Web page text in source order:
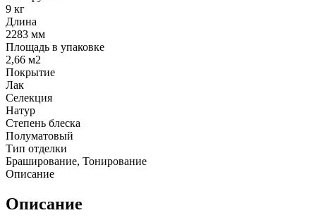
9 кг
Длина
2283 мм
Площадь в упаковке
2,66 м2
Покрытие
Лак
Селекция
Натур
Степень блеска
Полуматовый
Тип отделки
Браширование, Тонирование
Описание
Описание